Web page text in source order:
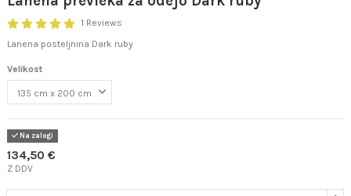
1 Reviews
Lanena posteljnina Dark ruby
Velikost
Na zalogi
134,50 €
Z DDV